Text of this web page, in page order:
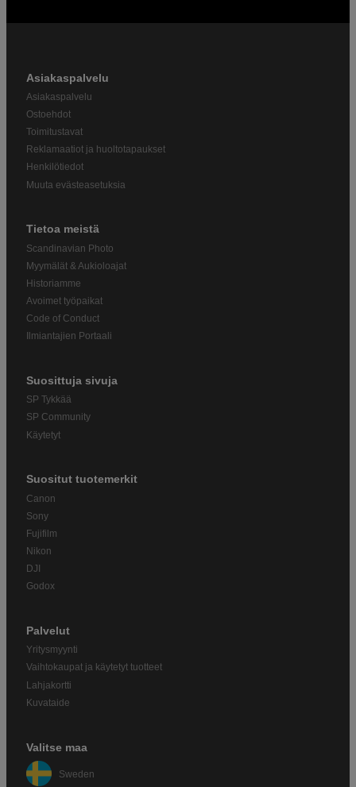
Asiakaspalvelu
Asiakaspalvelu
Ostoehdot
Toimitustavat
Reklamaatiot ja huoltotapaukset
Henkilötiedot
Muuta evästeasetuksia
Tietoa meistä
Scandinavian Photo
Myymälät & Aukioloajat
Historiamme
Avoimet työpaikat
Code of Conduct
Ilmiantajien Portaali
Suosittuja sivuja
SP Tykkää
SP Community
Käytetyt
Suositut tuotemerkit
Canon
Sony
Fujifilm
Nikon
DJI
Godox
Palvelut
Yritysmyynti
Vaihtokaupat ja käytetyt tuotteet
Lahjakortti
Kuvataide
Valitse maa
Sweden